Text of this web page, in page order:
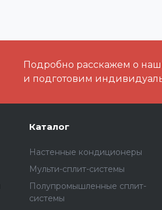
Подробно расскажем о
и подготовим
Каталог
Настенные кондиционеры
Мульти-сплит-системы
Полупромышленные сплит-
системы